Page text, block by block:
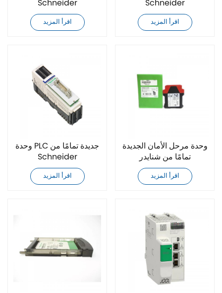
Schneider
TWDLCAA40DRF
اقرأ المزيد
Schneider
TCSEGPA23F14F
اقرأ المزيد
وحدة PLC جديدة تمامًا من
Schneider
STBDD03705
اقرأ المزيد
وحدة مرحل الأمان الجديدة
تمامًا من شنايدر
XPSAV11113
اقرأ المزيد